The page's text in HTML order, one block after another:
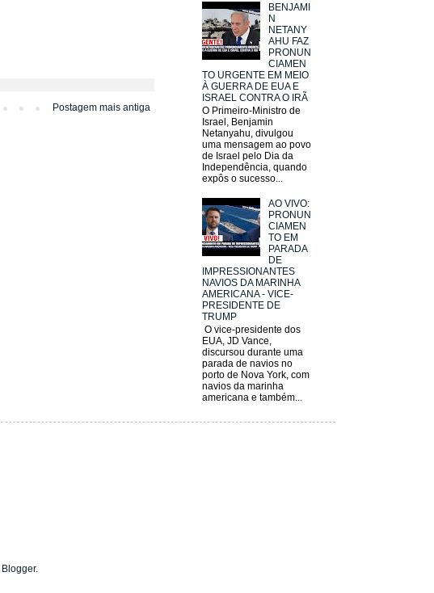
Postagem mais antiga
BENJAMI
N
NETANY
AHU FAZ
PRONUN
CIAMEN
TO URGENTE EM MEIO
À GUERRA DE EUA E
ISRAEL CONTRA O IRÃ
O Primeiro-Ministro de
Israel, Benjamin
Netanyahu, divulgou
uma mensagem ao povo
de Israel pelo Dia da
Independência, quando
expôs o sucesso...
AO VIVO:
PRONUN
CIAMEN
TO EM
PARADA
DE
IMPRESSIONANTES
NAVIOS DA MARINHA
AMERICANA - VICE-
PRESIDENTE DE
TRUMP
O vice-presidente dos
EUA, JD Vance,
discursou durante uma
parada de navios no
porto de Nova York, com
navios da marinha
americana e também...
Blogger.